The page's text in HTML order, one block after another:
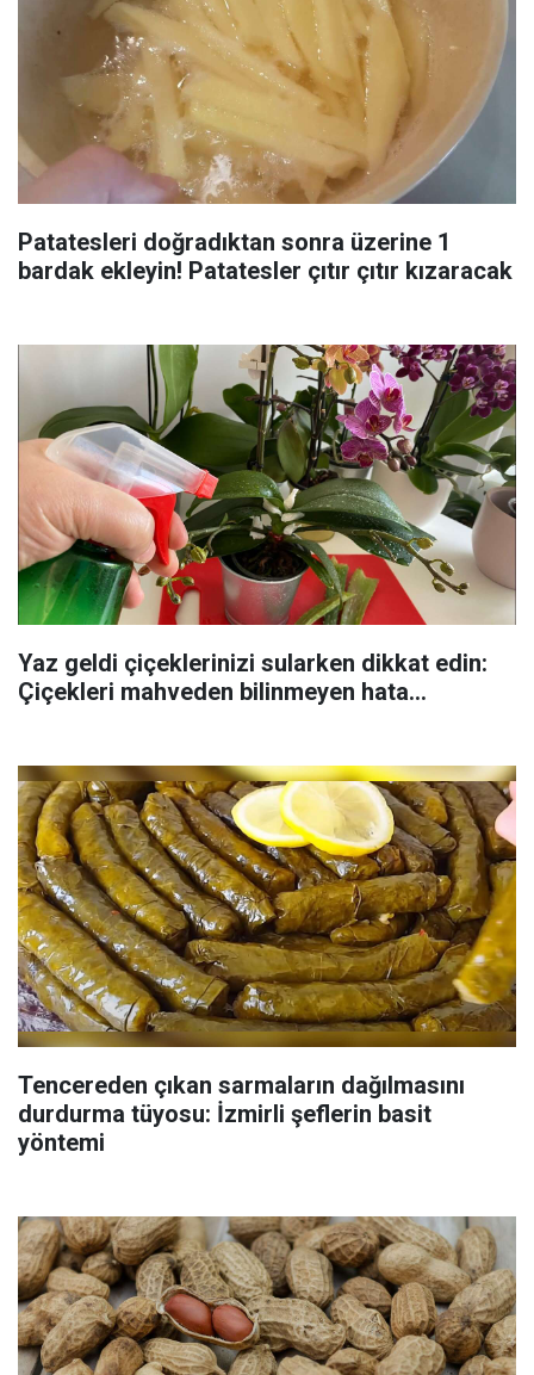
Patatesleri doğradıktan sonra üzerine 1
bardak ekleyin! Patatesler çıtır çıtır kızaracak
Yaz geldi çiçeklerinizi sularken dikkat edin:
Çiçekleri mahveden bilinmeyen hata...
Tencereden çıkan sarmaların dağılmasını
durdurma tüyosu: İzmirli şeflerin basit
yöntemi